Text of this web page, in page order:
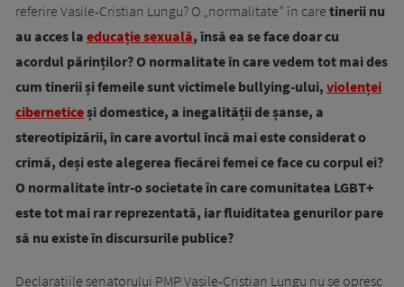
referire Vasile-Cristian Lungu? O „normalitate” în care tinerii nu
au acces la educație sexuală, însă ea se face doar cu
acordul părinților? O normalitate în care vedem tot mai des
cum tinerii și femeile sunt victimele bullying-ului, violenței
ciberneticeși domestice, a inegalității de șanse, a
stereotipizării, în care avortul încă mai este considerat o
crimă, deși este alegerea fiecărei femei ce face cu corpul ei?
O normalitate într-o societate în care comunitatea LGBT+
este tot mai rar reprezentată, iar fluiditatea genurilor pare
să nu existe în discursurile publice?
Declarațiile senatorului PMP Vasile-Cristian Lungu nu se opresc